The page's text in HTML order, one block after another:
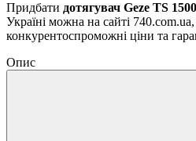
Придбати дотягувач Geze TS
Україні можна на сайті
конкурентоспроможні ціни та
Опис